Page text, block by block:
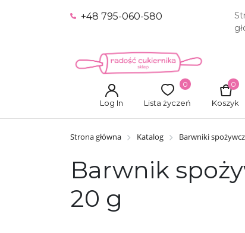
+48 795-060-580
Log In Lista życzeń
0
Koszyk
0
Strona główna Katalog Barwniki
Barwnik
20 g